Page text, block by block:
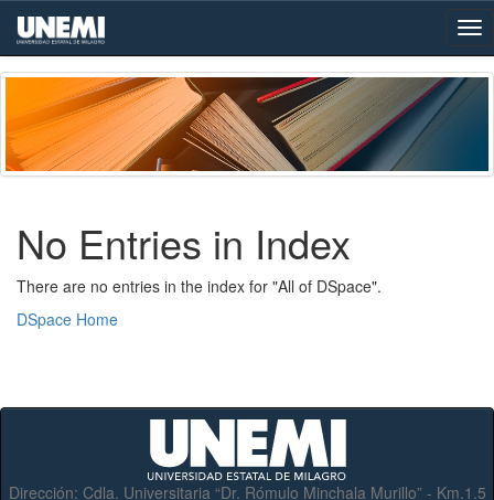
Skip
navigation
No Entries in Index
There are no entries in the index for "All of DSpace".
DSpace Home
Dirección: Cdla. Universitaria “Dr. Rómulo Minchala Murillo” - Km.1.5